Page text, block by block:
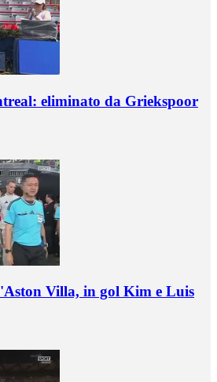
eliminato da Griekspoor
Villa, in gol Kim e Luis